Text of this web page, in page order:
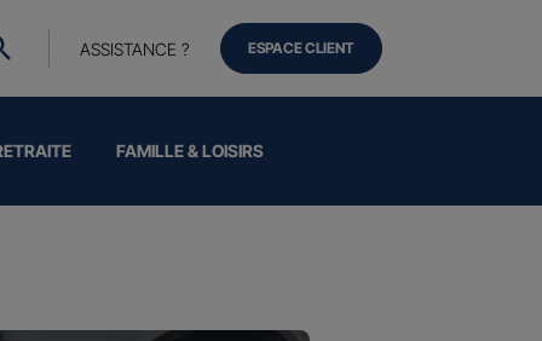
FAMILLE & LOISIRS
ASSISTANCE ? ESPACE CLIENT